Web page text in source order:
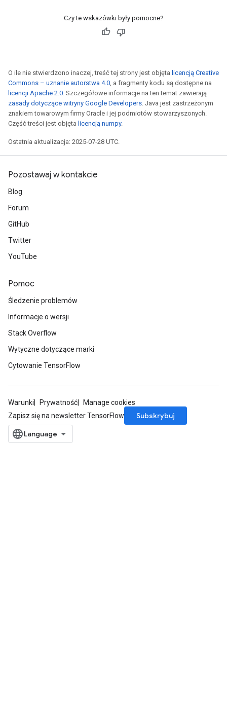
Czy te wskazówki były pomocne?
O ile nie stwierdzono inaczej, treść tej strony jest objęta licencją Creative
Commons – uznanie autorstwa 4.0, a fragmenty kodu są dostępne na
licencji Apache 2.0. Szczegółowe informacje na ten temat zawierają
zasady dotyczące witryny Google Developers. Java jest zastrzeżonym
znakiem towarowym firmy Oracle i jej podmiotów stowarzyszonych.
Część treści jest objęta licencją numpy.
Ostatnia aktualizacja: 2025-07-28 UTC.
Pozostawaj w kontakcie
Blog
Forum
GitHub
Twitter
YouTube
Pomoc
Śledzenie problemów
Informacje o wersji
Stack Overflow
Wytyczne dotyczące marki
Cytowanie TensorFlow
Warunki Prywatność
Manage cookies
Zapisz się na newsletter TensorFlow
Subskrybuj